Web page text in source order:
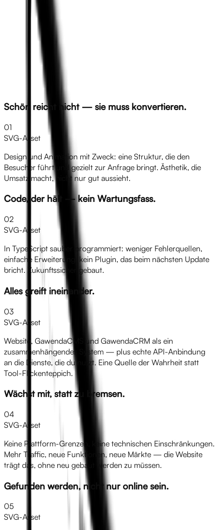
Schön reicht nicht — sie muss konvertieren.
01
SVG-Asset
Design und Animation mit Zweck: eine Struktur, die den
Besucher führt und gezielt zur Anfrage bringt. Ästhetik, die
Umsatz macht, nicht nur gut aussieht.
Code, der hält — kein Wartungsfass.
02
SVG-Asset
In TypeScript sauber programmiert: weniger Fehlerquellen,
einfache Erweiterung, kein Plugin, das beim nächsten Update
bricht. Zukunftssicher gebaut.
Alles greift ineinander.
03
SVG-Asset
Website, GawendaCMS und GawendaCRM als ein
zusammenhängendes System — plus echte API-Anbindung
an die Dienste, die du nutzt. Eine Quelle der Wahrheit statt
Tool-Flickenteppich.
Wächst mit, statt zu bremsen.
04
SVG-Asset
Keine Plattform-Grenzen, keine technischen Einschränkungen.
Mehr Traffic, neue Funktionen, neue Märkte — die Website
trägt das, ohne neu gebaut werden zu müssen.
Gefunden werden, nicht nur online sein.
05
SVG-Asset